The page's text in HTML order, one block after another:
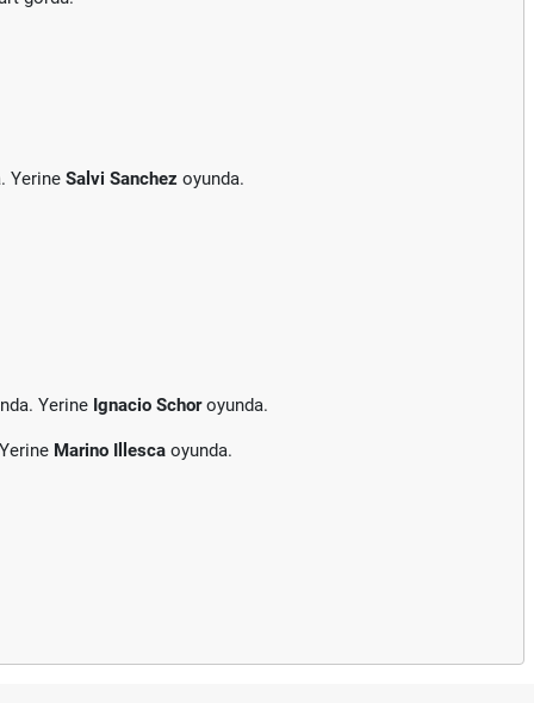
Yerine Salvi Sanchez oyunda.
Yerine Ignacio Schoroyunda.
Marino Illesca oyunda.